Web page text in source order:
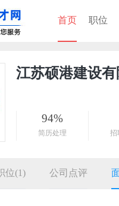
首页 职位
江苏硕港建设有
94%
简历处理 招
位(1) 公司点评